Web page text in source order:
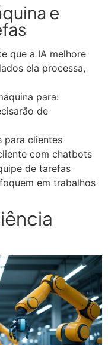
e
que a IA melhore
ela processa,
para:
de
para clientes
com chatbots
de tarefas
em trabalhos